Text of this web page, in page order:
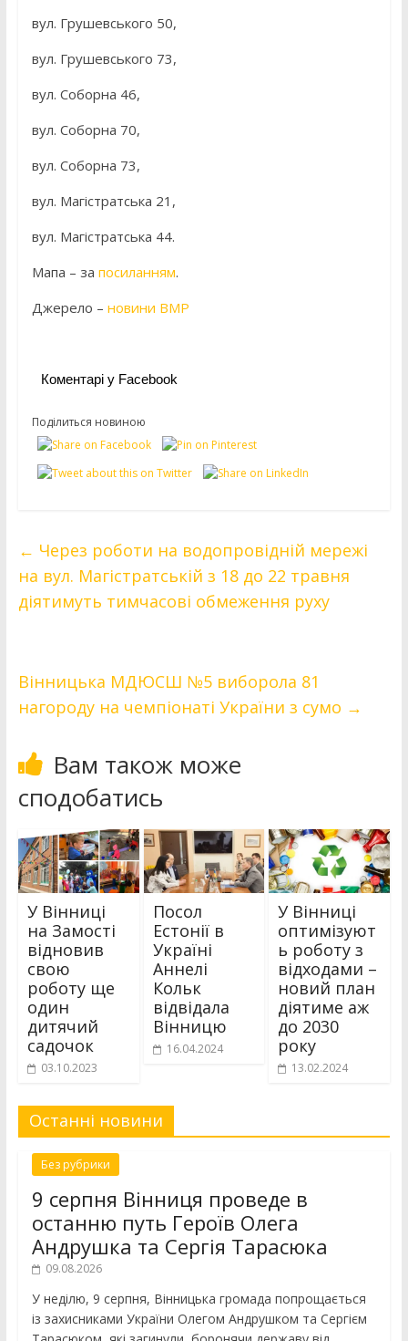
вул. Грушевського 50,
вул. Грушевського 73,
вул. Соборна 46,
вул. Соборна 70,
вул. Соборна 73,
вул. Магістратська 21,
вул. Магістратська 44.
Мапа – за посиланням.
Джерело – новини ВМР
Коментарі у Facebook
Поділиться новиною
← Через роботи на водопровідній мережі
на вул. Магістратській з 18 до 22 травня
діятимуть тимчасові обмеження руху
Вінницька МДЮСШ №5 виборола 81
нагороду на чемпіонаті України з сумо →
Вам також може
сподобатись
У Вінниці
на Замості
відновив
свою
роботу ще
один
дитячий
садочок
03.10.2023
Посол
Естонії в
Україні
Аннелі
Кольк
відвідала
Вінницю
16.04.2024
У Вінниці
оптимізуют
ь роботу з
відходами –
новий план
діятиме аж
до 2030
року
13.02.2024
Останні новини
Без рубрики
9 серпня Вінниця проведе в
останню путь Героїв Олега
Андрушка та Сергія Тарасюка
09.08.2026
У неділю, 9 серпня, Вінницька громада попрощається
із захисниками України Олегом Андрушком та Сергієм